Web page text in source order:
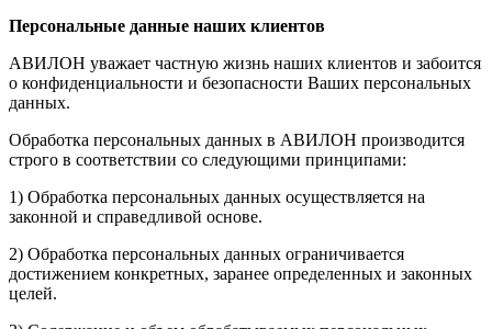
Персональные данные наших клиентов
АВИЛОН уважает частную жизнь наших клиентов и забоится
о конфиденциальности и безопасности Ваших персональных
данных.
Обработка персональных данных в АВИЛОН производится
строго в соответствии со следующими принципами:
1) Обработка персональных данных осуществляется на
законной и справедливой основе.
2) Обработка персональных данных ограничивается
достижением конкретных, заранее определенных и законных
целей.